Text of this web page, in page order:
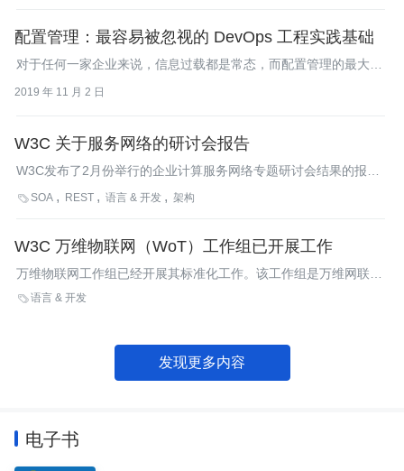
配置管理：最容易被忽视的 DevOps 工程实践基础
对于任何一家企业来说，信息过载都是常态，而配置管理的最大价
2019 年 11 月 2 日
W3C 关于服务网络的研讨会报告
W3C发布了2月份举行的企业计算服务网络专题研讨会结果的报
SOA REST 语言 & 开发 架构
W3C 万维物联网（WoT）工作组已开展工作
万维物联网工作组已经开展其标准化工作。该工作组是万维网联盟
近期特许建立的，诞生自万维物联网兴趣组所做的一些探索性工
语言 & 开发
发现更多内容
电子书